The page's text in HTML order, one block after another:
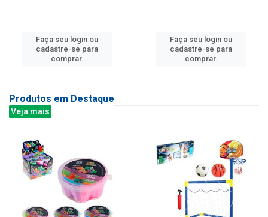
Faça seu login ou
cadastre-se para
comprar.
Faça seu login ou
cadastre-se para
comprar.
Produtos em Destaque
Veja mais